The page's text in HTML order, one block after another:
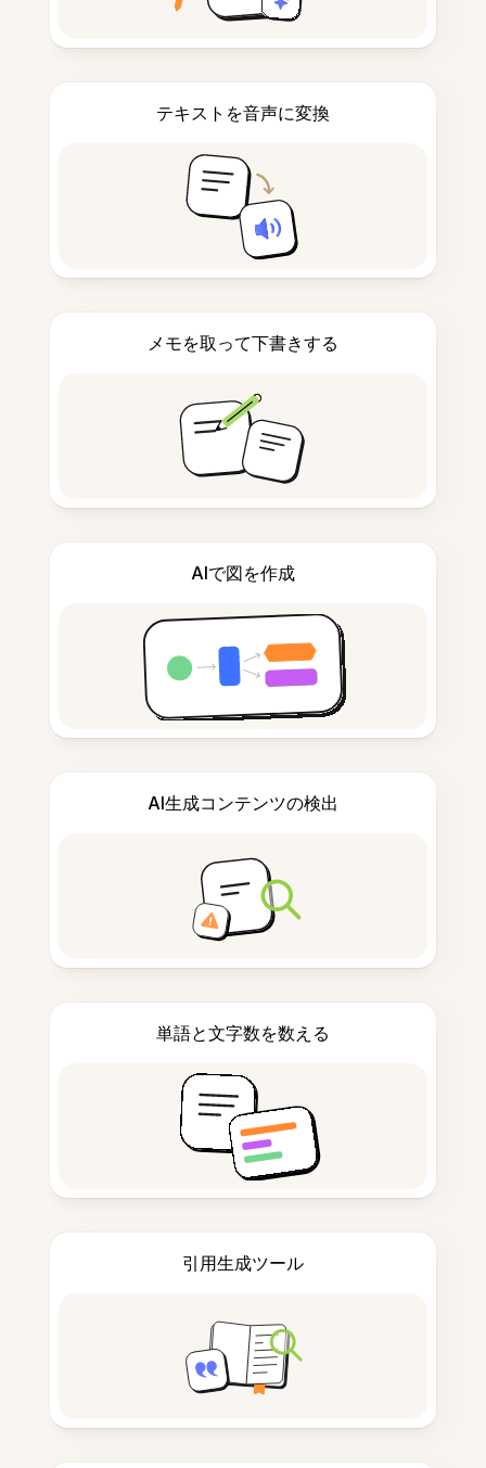
テキストを音声に変換
メモを取って下書きする
AIで図を作成
AI生成コンテンツの検出
単語と文字数を数える
引用生成ツール